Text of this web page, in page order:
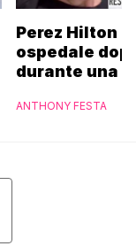
Perez Hilton
ospedale
durante una
ANTHONY FESTA